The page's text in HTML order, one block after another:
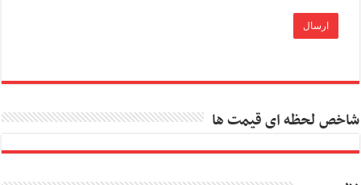
شاخص لحظه ای قیمت ها